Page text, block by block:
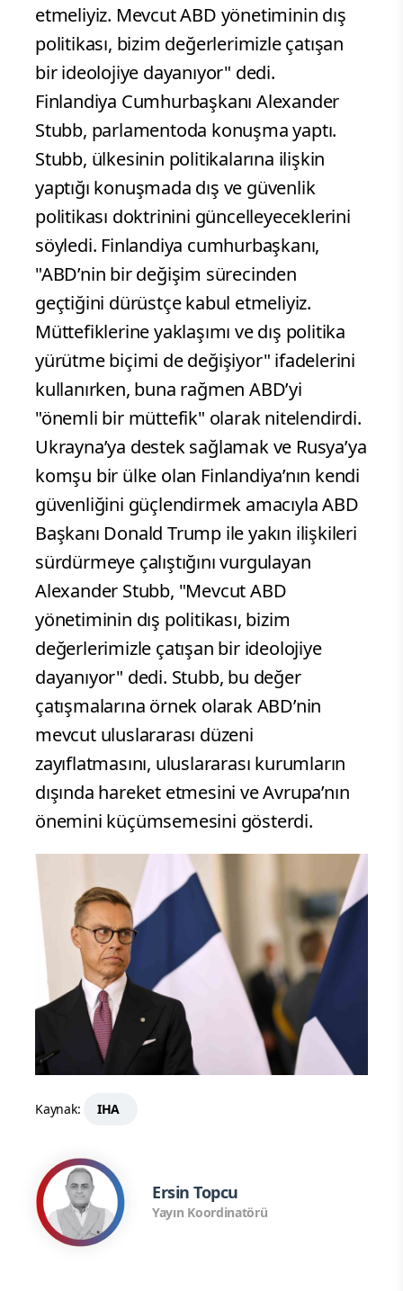
etmeliyiz. Mevcut ABD yönetiminin dış
politikası, bizim değerlerimizle çatışan
bir ideolojiye dayanıyor" dedi.
Finlandiya Cumhurbaşkanı Alexander
Stubb, parlamentoda konuşma yaptı.
Stubb, ülkesinin politikalarına ilişkin
yaptığı konuşmada dış ve güvenlik
politikası doktrinini güncelleyeceklerini
söyledi. Finlandiya cumhurbaşkanı,
"ABD’nin bir değişim sürecinden
geçtiğini dürüstçe kabul etmeliyiz.
Müttefiklerine yaklaşımı ve dış politika
yürütme biçimi de değişiyor" ifadelerini
kullanırken, buna rağmen ABD’yi
"önemli bir müttefik" olarak nitelendirdi.
Ukrayna’ya destek sağlamak ve Rusya’ya
komşu bir ülke olan Finlandiya’nın kendi
güvenliğini güçlendirmek amacıyla ABD
Başkanı Donald Trump ile yakın ilişkileri
sürdürmeye çalıştığını vurgulayan
Alexander Stubb, "Mevcut ABD
yönetiminin dış politikası, bizim
değerlerimizle çatışan bir ideolojiye
dayanıyor" dedi. Stubb, bu değer
çatışmalarına örnek olarak ABD’nin
mevcut uluslararası düzeni
zayıflatmasını, uluslararası kurumların
dışında hareket etmesini ve Avrupa’nın
önemini küçümsemesini gösterdi.
Kaynak: IHA
Ersin Topcu
Yayın Koordinatörü